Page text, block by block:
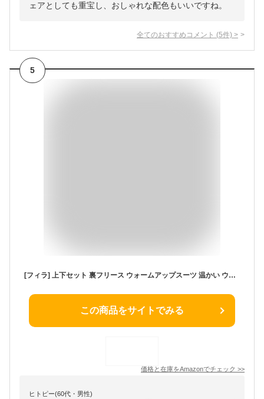
ェアとしても重宝し、おしゃれな配色もいいですね。
全てのおすすめコメント (5件) >
5
[フィラ] 上下セット 裏フリース ウォームアップスーツ 温かい ウィンドブレーカー スポーツウェア 長ズボン ランニング ジム 通学 ジャージ上下セット カジュアルスーツ メンズ ネイビー S
この商品をサイトでみる
価格と在庫をAmazonでチェック >>
ヒトピー(60代・男性)